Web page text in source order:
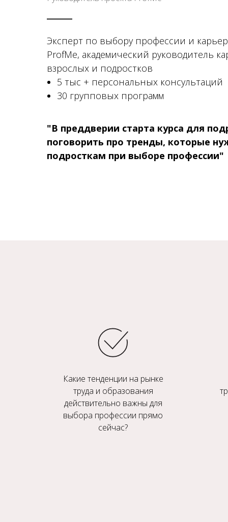
Эксперт по выбору профессии и
ProfMe, академический руководитель
взрослых и подростков
5 тыс + персональных консультаций
30 групповых программ
"В преддверии старта курса для
поговорить про тренды, которые
подросткам при выборе профессии"
Какие тенденции на рынке
труда и образования
действительно важны для
выбора профессии прямо
сейчас?